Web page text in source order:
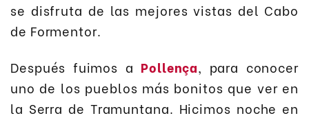
se disfruta de las mejores vistas del Cabo
de Formentor.
Después fuimos a Pollença, para conocer
uno de los pueblos más bonitos que ver en
la Serra de Tramuntana. Hicimos noche en